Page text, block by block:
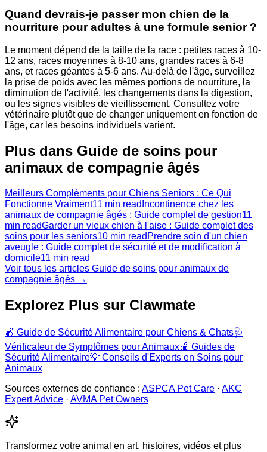
Quand devrais-je passer mon chien de la
nourriture pour adultes à une formule senior ?
Le moment dépend de la taille de la race : petites races à 10-
12 ans, races moyennes à 8-10 ans, grandes races à 6-8
ans, et races géantes à 5-6 ans. Au-delà de l'âge, surveillez
la prise de poids avec les mêmes portions de nourriture, la
diminution de l'activité, les changements dans la digestion,
ou les signes visibles de vieillissement. Consultez votre
vétérinaire plutôt que de changer uniquement en fonction de
l'âge, car les besoins individuels varient.
Plus dans Guide de soins pour
animaux de compagnie âgés
Meilleurs Compléments pour Chiens Seniors : Ce Qui
Fonctionne Vraiment11 min read Incontinence chez les
animaux de compagnie âgés : Guide complet de gestion11
min readGarder un vieux chien à l'aise : Guide complet des
soins pour les seniors10 min read Prendre soin d'un chien
aveugle : Guide complet de sécurité et de modification à
domicile11 min read
Voir tous les articles Guide de soins pour animaux de
compagnie âgés →
Explorez Plus sur Clawmate
🍎 Guide de Sécurité Alimentaire pour Chiens & Chats🩺
Vérificateur de Symptômes pour Animaux🍎 Guides de
Sécurité Alimentaire💡 Conseils d'Experts en Soins pour
Animaux
Sources externes de confiance : ASPCA Pet Care · AKC
Expert Advice · AVMA Pet Owners
Transformez votre animal en art, histoires, vidéos et plus